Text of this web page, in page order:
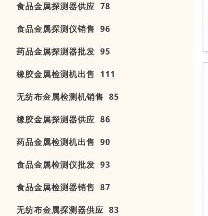
食品金属探测器供应 78
食品金属探测仪销售 96
药品金属探测器批发 95
橡胶金属检测机出售 111
无纺布金属检测机销售 85
橡胶金属探测器供应 86
药品金属检测机出售 90
食品金属检测仪批发 93
食品金属检测器销售 87
无纺布金属探测器供应 83